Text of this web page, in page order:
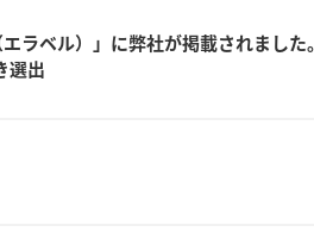
ラベル）」に弊社が掲載されました。
選出